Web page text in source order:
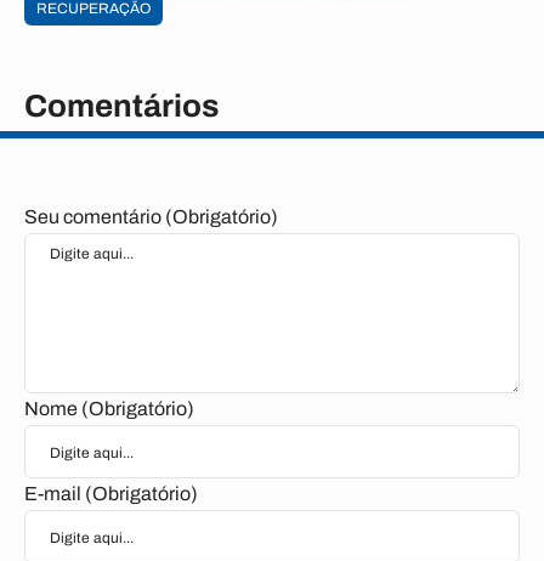
RECUPERAÇÃO
Comentários
Seu comentário (Obrigatório)
Nome (Obrigatório)
E-mail (Obrigatório)